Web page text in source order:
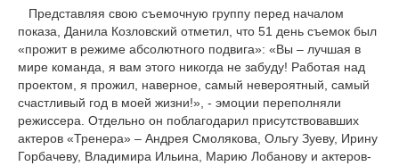
Представляя свою съемочную группу перед началом
показа, Данила Козловский отметил, что 51 день съемок был
«прожит в режиме абсолютного подвига»: «Вы – лучшая в
мире команда, я вам этого никогда не забуду! Работая над
проектом, я прожил, наверное, самый невероятный, самый
счастливый год в моей жизни!», - эмоции переполняли
режиссера. Отдельно он поблагодарил присутствовавших
актеров «Тренера» – Андрея Смолякова, Ольгу Зуеву, Ирину
Горбачеву, Владимира Ильина, Марию Лобанову и актеров-